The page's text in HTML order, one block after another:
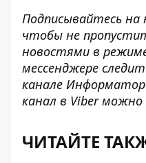
Подписывайтесь
чтобы не
новостями в
мессенджере
канале Информатор
канал в Viber можно
ЧИТАЙТЕ